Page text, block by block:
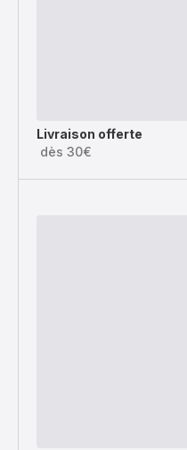
Livraison offerte
dès 30€